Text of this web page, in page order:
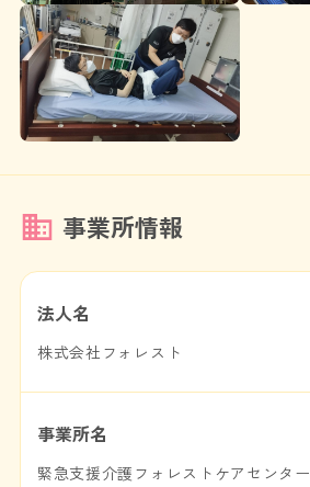
事業所情報
法人名
株式会社フォレスト
事業所名
緊急支援介護フォレストケアセンター